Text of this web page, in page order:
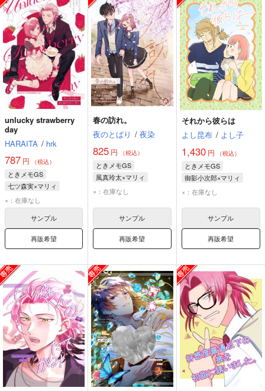
unlucky strawberry
day
HARAITA / hrk
787 円 （税込）
ときメモGS
七ツ森実×マリィ
七ツ森実
×：在庫なし
サンプル
再販希望
春の訪れ。
夜のとばり / 夜染
825 円 （税込）
ときメモGS
風真玲太×マリィ
風真玲太
×：在庫なし
サンプル
再販希望
それから彼らは
よし昆布 / よし子
1,430円 （税込）
ときメモGS
御影小次郎×マリィ
御影小次郎
×：在庫なし
サンプル
再販希望